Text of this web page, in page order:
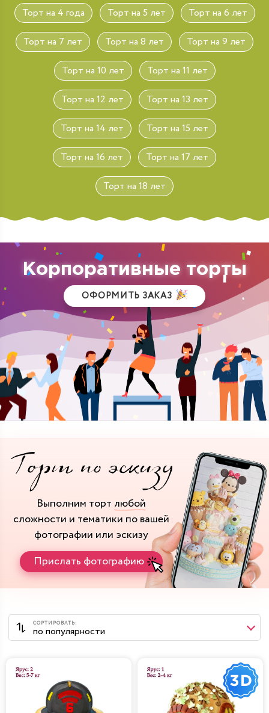
Торт на 4 года Торт на 5 лет Торт на 6 лет
Торт на 7 лет Торт на 8 лет Торт на 9 лет
Торт на 10 лет Торт на 11 лет
Торт на 12 лет Торт на 13 лет
Торт на 14 лет Торт на 15 лет
Торт на 16 лет Торт на 17 лет
Торт на 18 лет
Корпоративные торты
ОФОРМИТЬ ЗАКАЗ
Выполним торт любой
сложности и тематики по вашей
фотографии или эскизу
Прислать фотографию